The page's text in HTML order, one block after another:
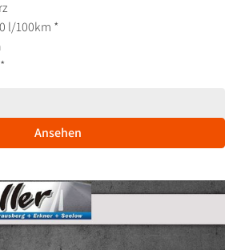
l/100km *
Ansehen